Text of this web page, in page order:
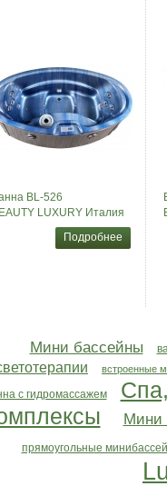
BL-526
LUXURY Италия
Подробнее
Мини бассейны
встроенные
с гидромассажем
Мини
прямоугольные